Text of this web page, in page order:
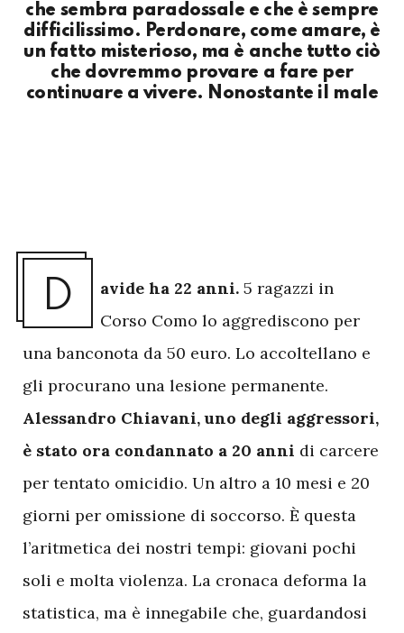
che sembra paradossale e che è sempre
difficilissimo. Perdonare, come amare, è
un fatto misterioso, ma è anche tutto ciò
che dovremmo provare a fare per
continuare a vivere. Nonostante il male
D avide ha 22 anni. 5 ragazzi in
Corso Como lo aggrediscono per
una banconota da 50 euro. Lo accoltellano e
gli procurano una lesione permanente.
Alessandro Chiavani, uno degli aggressori,
è stato ora condannato a 20 anni di carcere
per tentato omicidio. Un altro a 10 mesi e 20
giorni per omissione di soccorso. È questa
l’aritmetica dei nostri tempi: giovani pochi
soli e molta violenza. La cronaca deforma la
statistica, ma è innegabile che, guardandosi